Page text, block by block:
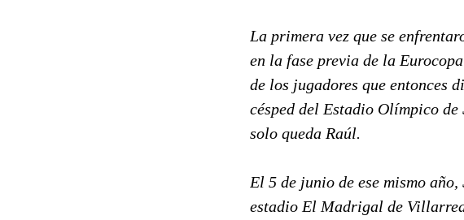
La primera vez que se
en la fase previa de la
de los jugadores que entonces
césped del Estadio Olímpico
solo queda Raúl.
El 5 de junio de ese mismo
estadio El Madrigal de